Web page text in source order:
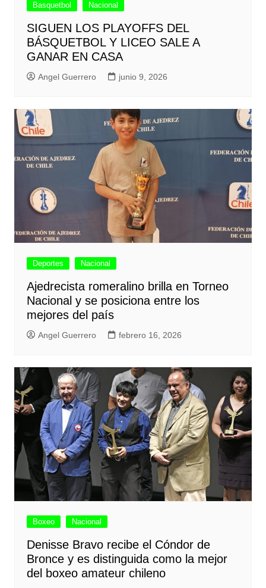
Basquetbol Nacional
SIGUEN LOS PLAYOFFS DEL
BÁSQUETBOL Y LICEO SALE A
GANAR EN CASA
Angel Guerrero junio 9, 2026
Deportes Nacional
Ajedrecista romeralino brilla en Torneo
Nacional y se posiciona entre los
mejores del país
Angel Guerrero febrero 16, 2026
Boxeo Nacional
Denisse Bravo recibe el Cóndor de
Bronce y es distinguida como la mejor
del boxeo amateur chileno